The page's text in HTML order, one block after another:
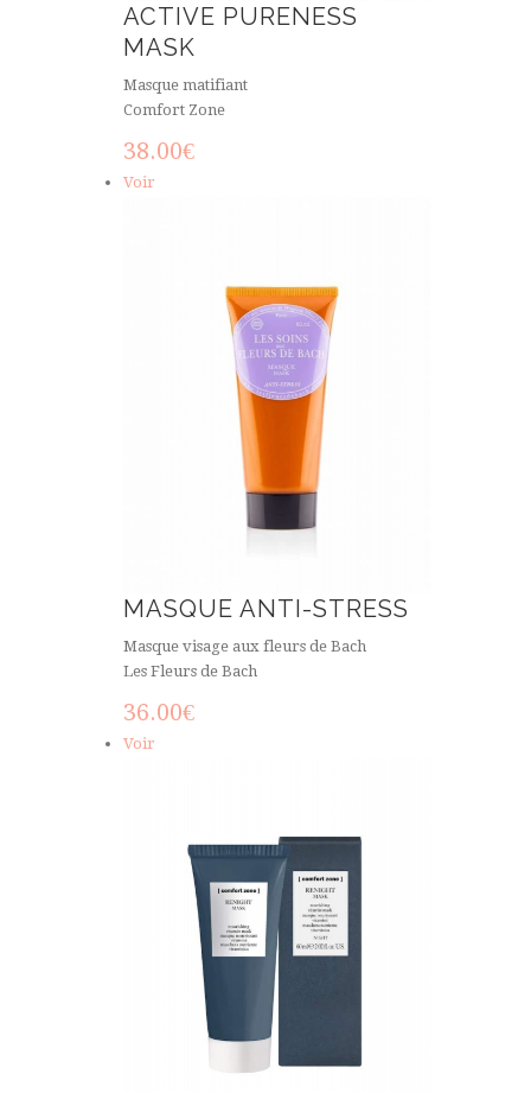
ACTIVE PURENESS
MASK
Masque matifiant
Comfort Zone
38.00€
Voir
MASQUE ANTI-STRESS
Masque visage aux fleurs de Bach
Les Fleurs de Bach
36.00€
Voir